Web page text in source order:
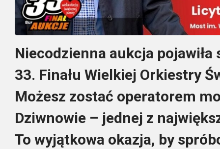
Niecodzienna aukcja
33. Finału Wielkiej Orkiestry
Możesz zostać operatorem
Dziwnowie – jednej z
To wyjątkowa okazja, by